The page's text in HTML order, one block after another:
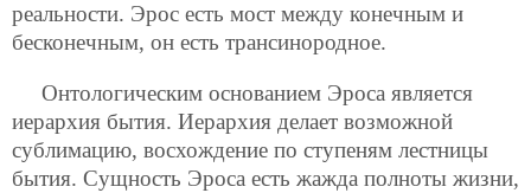
реальности. Эрос есть мост между конечным и
бесконечным, он есть трансинородное.
Онтологическим основанием Эроса является
иерархия бытия. Иерархия делает возможной
сублимацию, восхождение по ступеням лестницы
бытия. Сущность Эроса есть жажда полноты жизни,